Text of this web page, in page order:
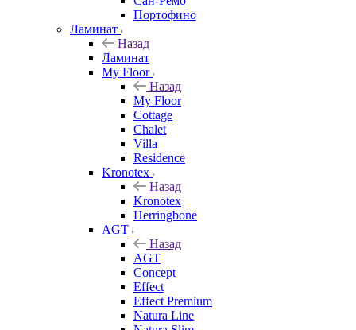
Портофино
Ламинат
Назад
Ламинат
My Floor
Назад
My Floor
Cottage
Chalet
Villa
Residence
Kronotex
Назад
Kronotex
Herringbone
AGT
Назад
AGT
Concept
Effect
Effect Premium
Natura Line